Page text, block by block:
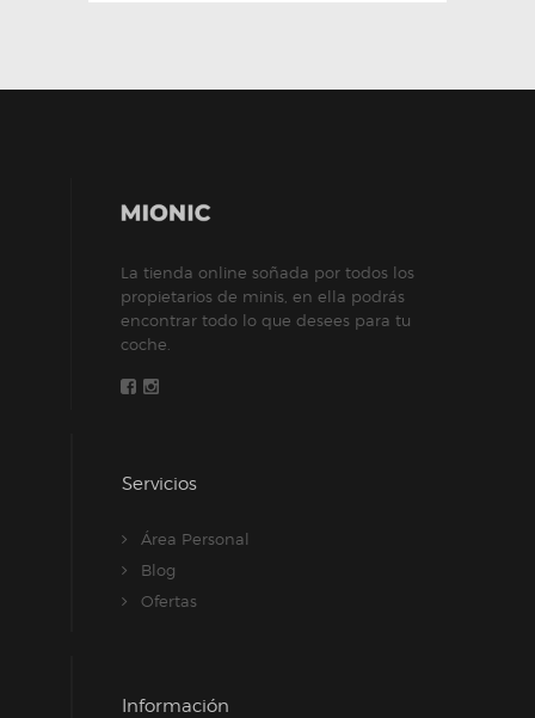
La tienda online soñada por todos los
propietarios de minis, en ella podrás
encontrar todo lo que desees para tu
coche.
Servicios
Área Personal
Blog
Ofertas
Información